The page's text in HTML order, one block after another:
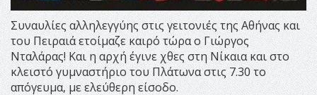
Συναυλίες αλληλεγγύης στις γειτονιές της Αθήνας και
του Πειραιά ετοίμαζε καιρό τώρα ο Γιώργος
Νταλάρας! Και η αρχή έγινε χθες στη Νίκαια και στο
κλειστό γυμναστήριο του Πλάτωνα στις 7.30 το
απόγευμα, με ελεύθερη είσοδο.